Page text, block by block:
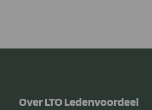
Over LTO Ledenvoordeel